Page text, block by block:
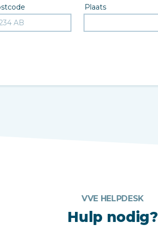
Plaats
VVE HELPDESK
Hulp nodig?